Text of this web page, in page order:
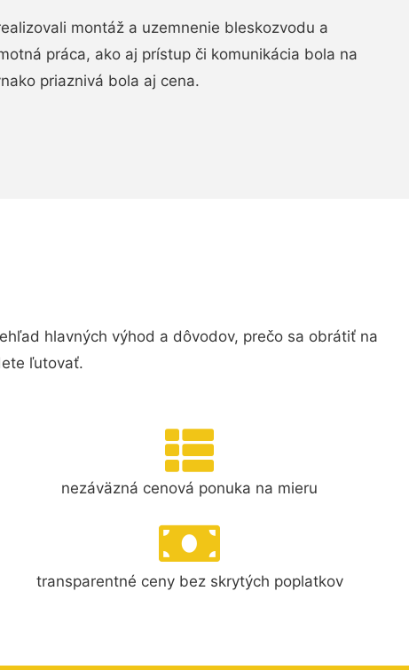
montáž a uzemnenie bleskozvodu a
práca, ako aj prístup či komunikácia bola na
priaznivá bola aj cena.
hlavných výhod a dôvodov, prečo sa obrátiť na
ľutovať.
nezáväzná cenová ponuka na mieru
transparentné ceny bez skrytých poplatkov